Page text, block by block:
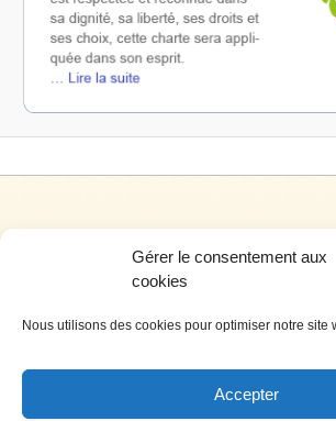
Gérer le consentement aux
cookies
Nous utilisons des cookies pour optimiser notre site
Accepter
Nous contacter par e-mail